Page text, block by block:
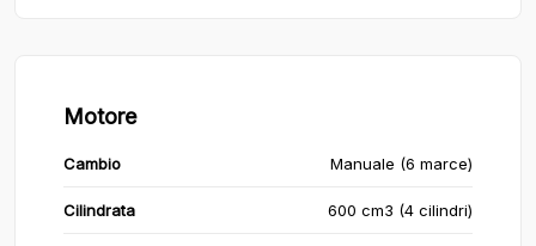
Motore
Cambio Manuale (6 marce)
Cilindrata 600 cm3 (4 cilindri)